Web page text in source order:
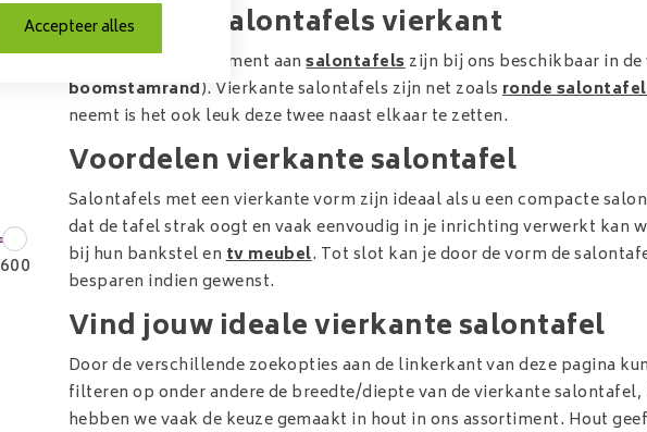
600
Populaire salontafels vierkant
Een passend assortiment aansalontafelszijn bij ons beschikbaar in
boomstamrand). Vierkante salontafels zijn net zoals ronde
neemt is het ook leuk deze twee naast elkaar te zetten.
Voordelen vierkante salontafel
Salontafels met een vierkante vorm zijn ideaal als u een compacte
dat de tafel strak oogt en vaak eenvoudig in je inrichting verwerkt kan
bij hun bankstel entv meubel. Tot slot kan je door de vorm de
besparen indien gewenst.
Vind jouw ideale vierkante salontafel
Door de verschillende zoekopties aan de linkerkant van deze pagina
filteren op onder andere de breedte/diepte van de vierkante
hebben we vaak de keuze gemaakt in hout in ons assortiment. Hout
Accepteer alles